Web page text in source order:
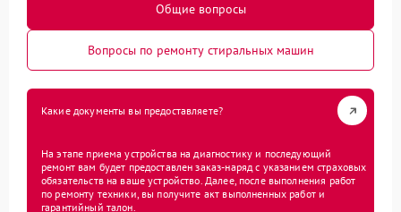
Общие вопросы
Вопросы по ремонту стиральных машин
Какие документы вы предоставляете?
На этапе приема устройства на диагностику и последующий
ремонт вам будет предоставлен заказ-наряд с указанием страховых
обязательств на ваше устройство. Далее, после выполнения работ
по ремонту техники, вы получите акт выполненных работ и
гарантийный талон.